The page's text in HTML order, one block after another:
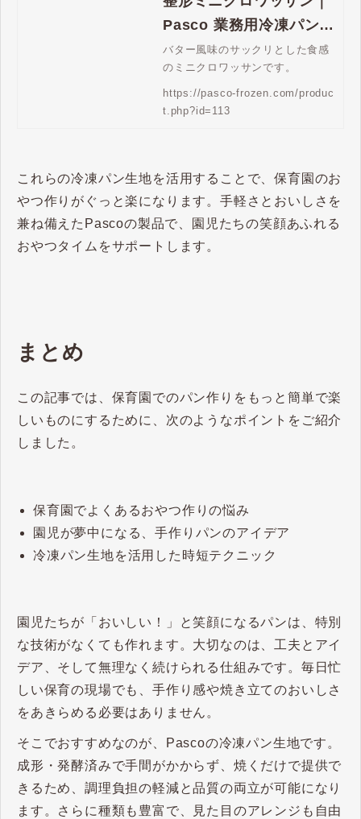
Pasco 業務用冷凍パン生
地通販 | Pasco 業務用冷
凍パン生地通販
バター風味のサックリとした食感
のミニクロワッサンです。
https://pasco-frozen.com/produc
t.php?id=113
これらの冷凍パン生地を活用することで、保育園のお
やつ作りがぐっと楽になります。​手軽さとおいしさを
兼ね備えたPascoの製品で、園児たちの笑顔あふれる
おやつタイムをサポートします。
まとめ
この記事では、保育園でのパン作りをもっと簡単で楽
しいものにするために、次のようなポイントをご紹介
しました。
保育園でよくあるおやつ作りの悩み
園児が夢中になる、手作りパンのアイデア
冷凍パン生地を活用した時短テクニック
園児たちが「おいしい！」と笑顔になるパンは、特別
な技術がなくても作れます。大切なのは、工夫とアイ
デア、そして無理なく続けられる仕組みです。毎日忙
しい保育の現場でも、手作り感や焼き立てのおいしさ
をあきらめる必要はありません。
そこでおすすめなのが、Pascoの冷凍パン生地です。
成形・発酵済みで手間がかからず、焼くだけで提供で
きるため、調理負担の軽減と品質の両立が可能になり
ます。さらに種類も豊富で、見た目のアレンジも自由